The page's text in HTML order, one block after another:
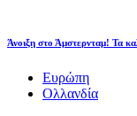
Άνοιξη στο Άμστερνταμ! Τα
Ευρώπη
Ολλανδία